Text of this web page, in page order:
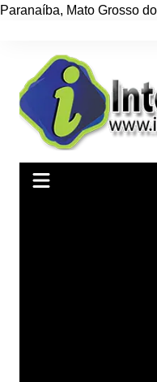
Paranaíba, Mato Grosso
conteúdo